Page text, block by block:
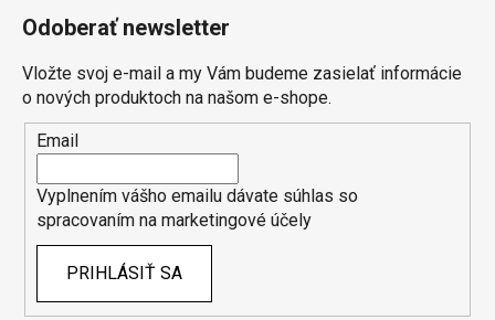
Odoberať newsletter
Vložte svoj e-mail a my Vám budeme zasielať informácie
o nových produktoch na našom e-shope.
Email
Vyplnením vášho emailu dávate súhlas so
spracovaním na marketingové účely
PRIHLÁSIŤ SA